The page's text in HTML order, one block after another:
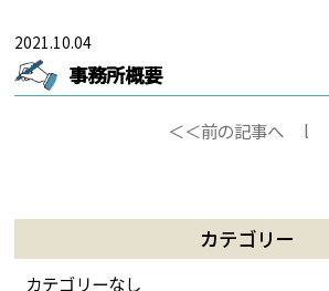
2021.10.04
事務所概要
＜＜前の記事へ l
カテゴリー
カテゴリーなし